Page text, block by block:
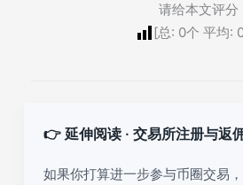
请给本文评分
[总: 0个 平均:
👉 延伸阅读 · 交易所注册与返
如果你打算进一步参与币圈交易